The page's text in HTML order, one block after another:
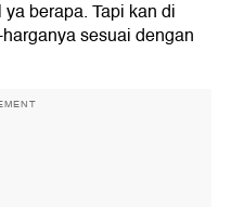
berapa. Tapi kan di
sesuai dengan